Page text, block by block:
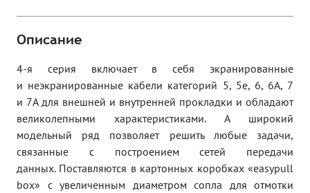
Описание
4-я серия включает в себя экранированные
и неэкранированные кабели категорий 5, 5e, 6, 6A, 7
и 7A для внешней и внутренней прокладки и обладают
великолепными характеристиками. А широкий
модельный ряд позволяет решить любые задачи,
связанные с построением сетей передачи
данных. Поставляются в картонных коробках «easypull
box» с увеличенным диаметром сопла для отмотки